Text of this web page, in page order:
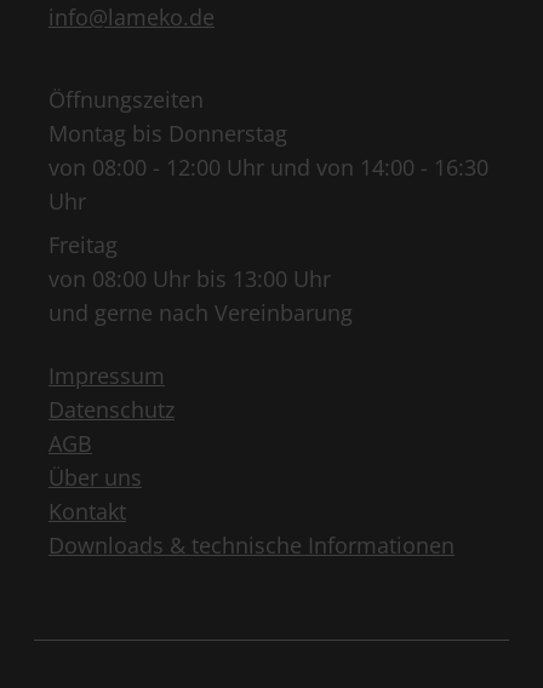
info@lameko.de
Öffnungszeiten
Montag bis Donnerstag
von 08:00 - 12:00 Uhr und von 14:00 - 16:30
Uhr
Freitag
von 08:00 Uhr bis 13:00 Uhr
und gerne nach Vereinbarung
Impressum
Datenschutz
AGB
Über uns
Kontakt
Downloads & technische Informationen